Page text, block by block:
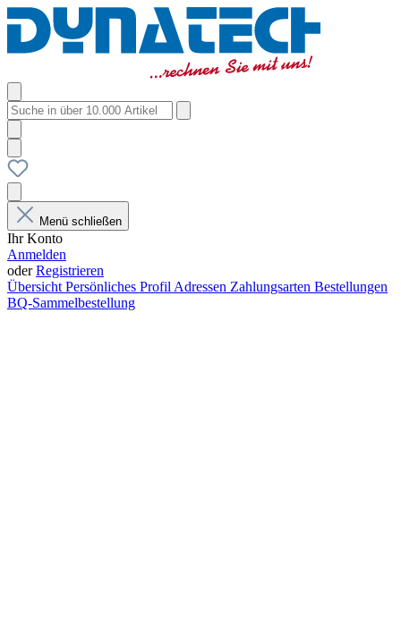
Menü schließen
Ihr Konto
Anmelden
oderRegistrieren
Übersicht Persönliches Profil Adressen Zahlungsarten Bestellungen
BQ-Sammelbestellung